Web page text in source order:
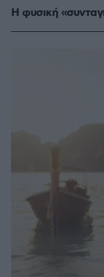
Η φυσική